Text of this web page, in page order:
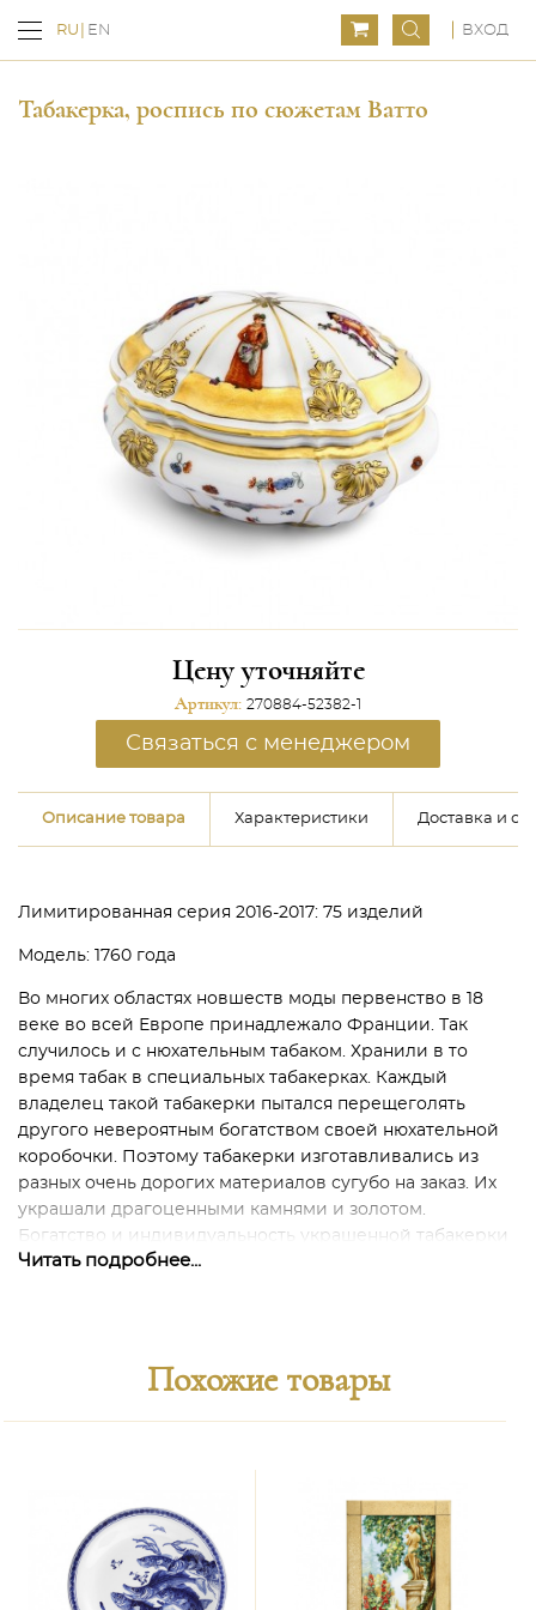
RU EN ВХОД
Табакерка, роспись по сюжетам Ватто
Цену уточняйте
Артикул: 270884-52382-1
Связаться с менеджером
Описание товара Характеристики Доставка и
Лимитированная серия 2016-2017: 75 изделий
Модель: 1760 года
Во многих областях новшеств моды первенство в 18
веке во всей Европе принадлежало Франции. Так
случилось и с нюхательным табаком. Хранили в то
время табак в специальных табакерках. Каждый
владелец такой табакерки пытался перещеголять
другого невероятным богатством своей нюхательной
коробочки. Поэтому табакерки изготавливались из
разных очень дорогих материалов сугубо на заказ. Их
украшали драгоценными камнями и золотом.
Богатство и индивидуальность украшенной табакерки
говорила о статусе человека, который её имел.
Современный художник Кристоф Троммер виртуозно
До сих пор сюжеты живописи Ватто являются одним из
основных источников вдохновения для художников
Майсен.
Читать подробнее...
Похожие товары